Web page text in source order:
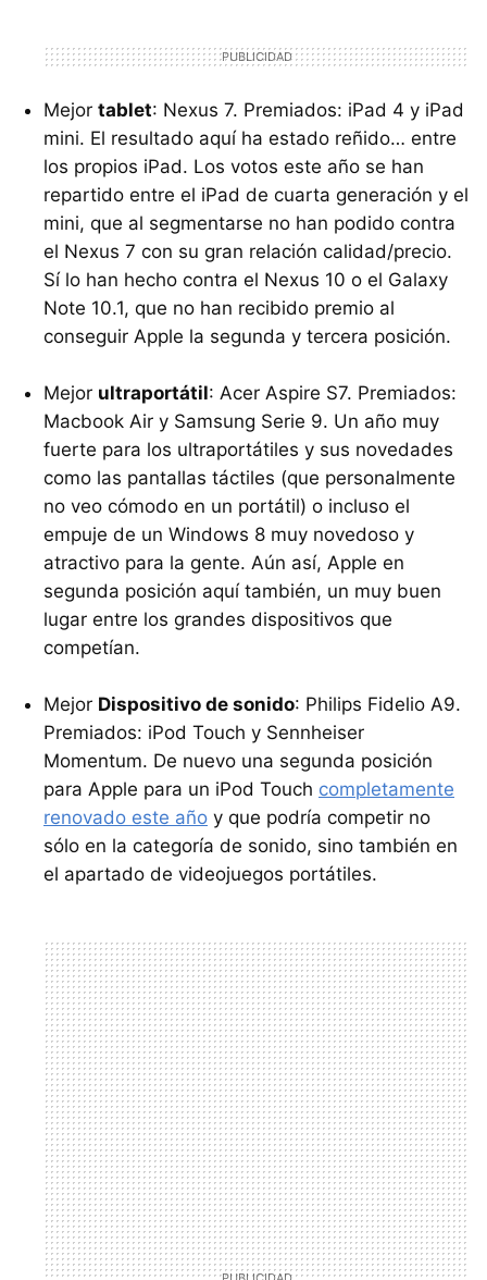
Mejor tablet: Nexus 7. Premiados: iPad 4 y iPad
mini. El resultado aquí ha estado reñido… entre
los propios iPad. Los votos este año se han
repartido entre el iPad de cuarta generación y el
mini, que al segmentarse no han podido contra
el Nexus 7 con su gran relación calidad/precio.
Sí lo han hecho contra el Nexus 10 o el Galaxy
Note 10.1, que no han recibido premio al
conseguir Apple la segunda y tercera posición.
Mejor ultraportátil: Acer Aspire S7. Premiados:
Macbook Air y Samsung Serie 9. Un año muy
fuerte para los ultraportátiles y sus novedades
como las pantallas táctiles (que personalmente
no veo cómodo en un portátil) o incluso el
empuje de un Windows 8 muy novedoso y
atractivo para la gente. Aún así, Apple en
segunda posición aquí también, un muy buen
lugar entre los grandes dispositivos que
competían.
Mejor Dispositivo de sonido: Philips Fidelio A9.
Premiados: iPod Touch y Sennheiser
Momentum. De nuevo una segunda posición
para Apple para un iPod Touch completamente
renovado este año y que podría competir no
sólo en la categoría de sonido, sino también en
el apartado de videojuegos portátiles.